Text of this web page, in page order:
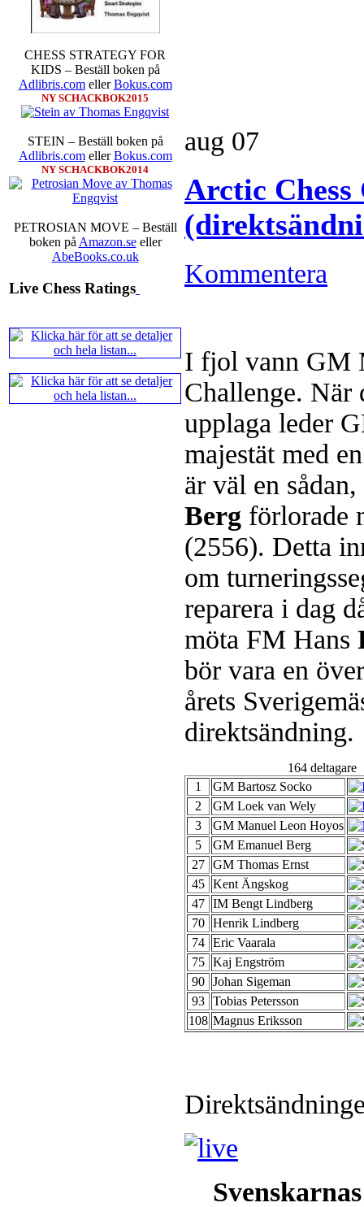
CHESS STRATEGY FOR
KIDS – Beställ boken på
Adlibris.comellerBokus.com
NY SCHACKBOK2015
STEIN – Beställ boken på
Adlibris.comellerBokus.com
NY SCHACKBOK2014
PETROSIAN MOVE – Beställ
boken på Amazon.seeller
AbeBooks.co.uk
Live Chess Ratings
En svensk schackbok -
äntligen skrivits om Ulf
och den har sänts till
djupintervjuer medOkpu och
också en fotodel med
de som gillar biografier, de som
de som vill se de nya
äntligen skrivits....
En av världens genom
Kramnik, 43 år, har på Tata
Bakgrunden är att han tycker
undervisa schack för barn.
mänskliga erfarenheter. Vi
han besegrade Kasparov år
över alla de partierna han
framtida projekt.
Alingsås Schacksällskap
arrangeras en parturnering i
Jonas Dahlgren
aug 07
Arctic Chess
Kommentera
I fjol vann GM
Challenge. När
upplaga leder
majestät med
är väl en
Berg förlorade
(2556). Detta
om
reparera i dag
möta FM Hans
bör vara en
årets
direktsändning.
164 deltagare
1
GM Bartosz Socko
2
GM Loek van Wely
3
GM Manuel Leon Hoyos
5
GM Emanuel Berg
27 GM Thomas Ernst
45 Kent Ängskog
47 IM Bengt Lindberg
70 Henrik Lindberg
74 Eric Vaarala
75 Kaj Engström
90 Johan Sigeman
93 Tobias Petersson
108 Magnus Eriksson